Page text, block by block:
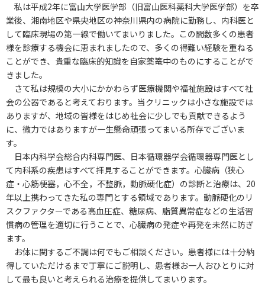
私は平成2年に富山大学医学部（旧富山医科薬科大学医学部）を卒
業後、湘南地区や県央地区の神奈川県内の病院に勤務し、内科医と
して臨床現場の第一線で働いてまいりました。この間数多くの患者
様を診療する機会に恵まれましたので、多くの得難い経験を重ねる
ことができ、貴重な臨床的知識を自家薬篭中のものにすることがで
きました。
さて私は規模の大小にかかわらず医療機関や福祉施設はすべて社
会の公器であると考えております。当クリニックは小さな施設では
ありますが、地域の皆様をはじめ社会に少しでも貢献できるよう
に、微力ではありますが一生懸命頑張ってまいる所存でございま
す。
日本内科学会総合内科専門医、日本循環器学会循環器専門医とし
て内科系の疾患はすべて拝見することができます。心臓病（狭心
症・心筋梗塞，心不全，不整脈，動脈硬化症）の診断と治療は、20
年以上携わってきた私の専門とする領域であります。動脈硬化のリ
スクファクターである高血圧症、糖尿病、脂質異常症などの生活習
慣病の管理を適切に行うことで、心臓病の発症や再発を未然に防ぎ
ます。
お体に関するご不調は何でもご相談ください。患者様には十分納
得していただけるまで丁寧にご説明し、患者様お一人おひとりに対
して最も良いと考えられる治療を提供してまいります。